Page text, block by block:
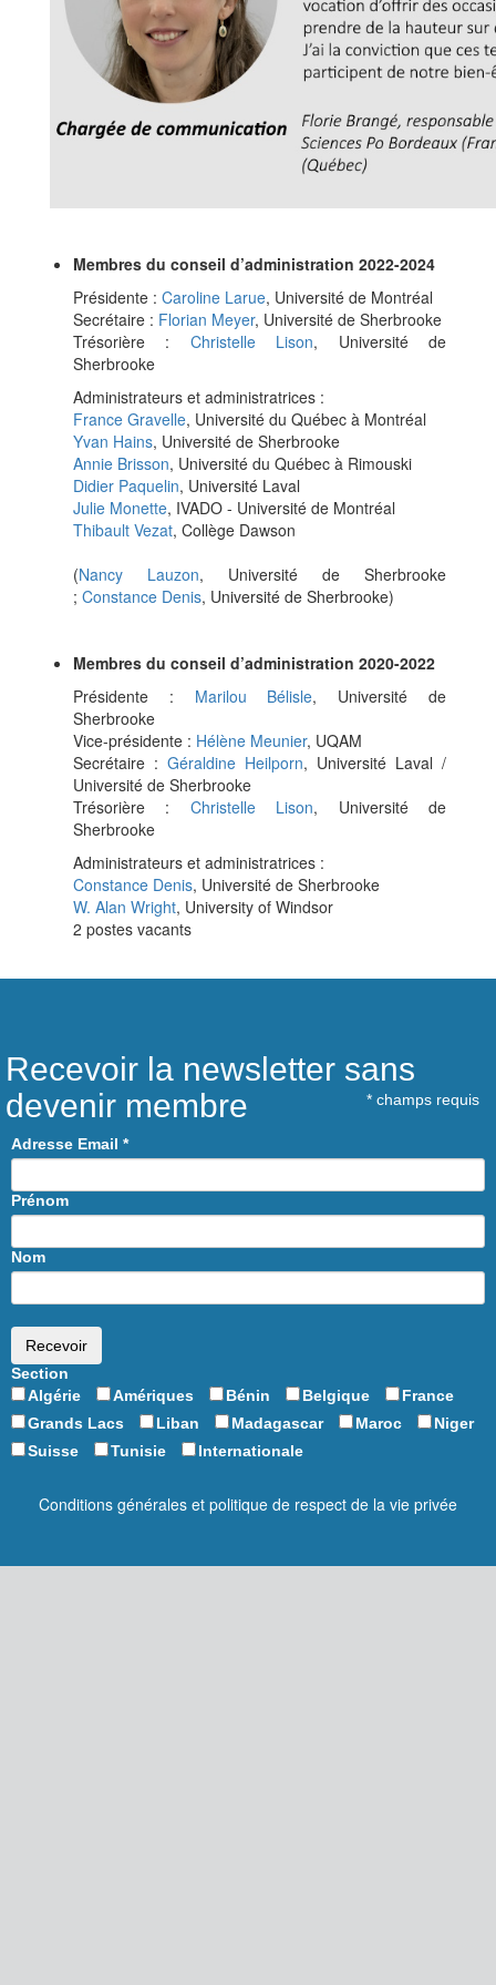
Membres du conseil d’administration 2022-2024
Présidente : Caroline Larue, Université de Montréal
Secrétaire : Florian Meyer, Université de Sherbrooke
Trésorière : Christelle Lison, Université de
Sherbrooke
Administrateurs et administratrices :
France Gravelle, Université du Québec à Montréal
Yvan Hains, Université de Sherbrooke
Annie Brisson, Université du Québec à Rimouski
Didier Paquelin, Université Laval
Julie Monette, IVADO - Université de Montréal
Thibault Vezat, Collège Dawson
(Nancy Lauzon, Université de Sherbrooke
; Constance Denis, Université de Sherbrooke)
Membres du conseil d’administration 2020-2022
Présidente : Marilou Bélisle, Université de
Sherbrooke
Vice-présidente : Hélène Meunier, UQAM
Secrétaire : Géraldine Heilporn, Université Laval /
Université de Sherbrooke
Trésorière : Christelle Lison, Université de
Sherbrooke
Administrateurs et administratrices :
Constance Denis, Université de Sherbrooke
W. Alan Wright, University of Windsor
2 postes vacants
Recevoir la newsletter sans
devenir membre
* champs requis
Adresse Email *
Prénom
Nom
Section
Algérie
Amériques Bénin Belgique
France
Grands Lacs
Liban Madagascar Maroc
Niger
Suisse
Tunisie Internationale
Conditions générales et politique de respect de la vie privée